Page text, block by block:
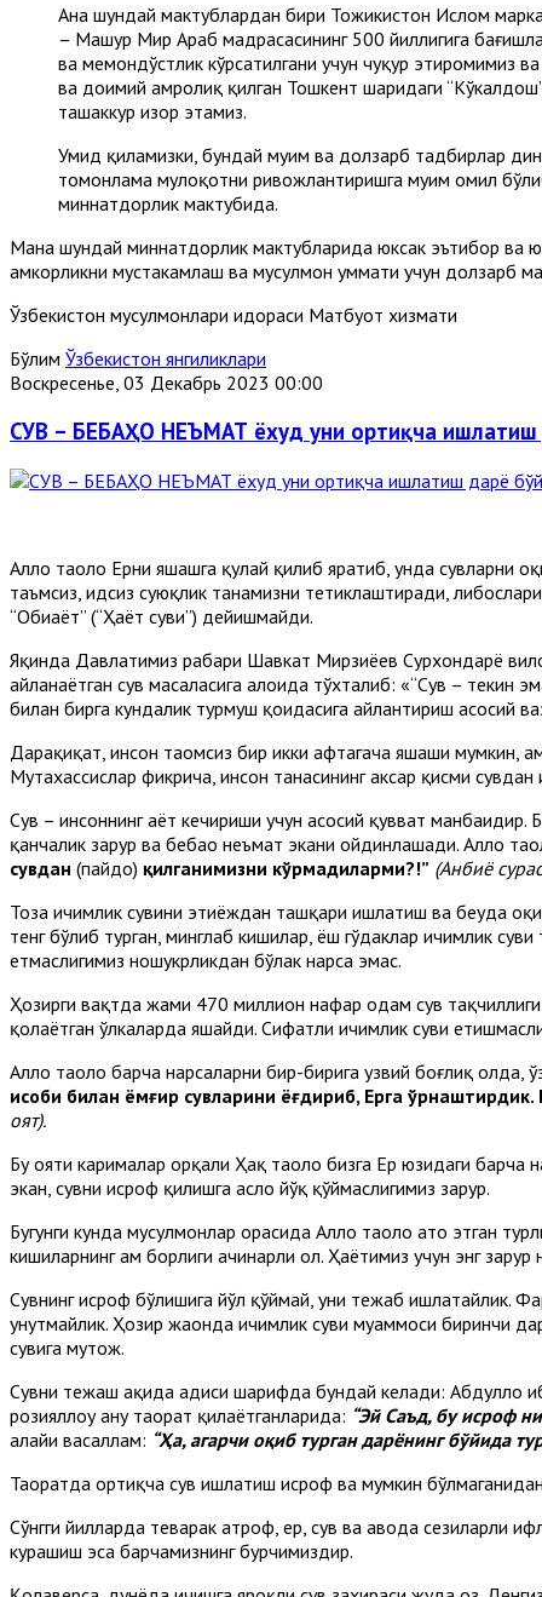
Ана шундай мактублардан бири Тожикистон Ислом
– Машҳур Мир Араб мадрасасининг 500 йиллигига
ва меҳмондўстлик кўрсатилгани учун чуқур
ва доимий ҳамроҳлиқ қилган Тошкент шаҳридаги
ташаккур изҳор этамиз.
Умид қиламизки, бундай муҳим ва долзарб тадбирлар
томонлама мулоқотни ривожлантиришга муҳим омил
миннатдорлик мактубида.
Мана шундай миннатдорлик мактубларида юксак эътибор ва
ҳамкорликни мустаҳкамлаш ва мусулмон уммати учун долзарб
Ўзбекистон мусулмонлари идораси Матбуот хизмати
Бўлим Ўзбекистон янгиликлари
Воскресенье, 03 Декабрь 2023 00:00
СУВ – БЕБАҲО НЕЪМАТ ёхуд уни ортиқча
Аллоҳ таоло Ерни яшашга қулай қилиб яратиб, унда сувларни
таъмсиз, ҳидсиз суюқлик танамизни тетиклаштиради,
“Обиҳаёт” (“Ҳаёт суви”) дейишмайди.
Яқинда Давлатимиз раҳбари Шавкат Мирзиёев Сурхондарё
айланаётган сув масаласига алоҳида тўхталиб: «“Сув – текин
билан бирга кундалик турмуш қоидасига айлантириш асосий
Дарҳақиқат, инсон таомсиз бир икки ҳафтагача яшаши мумкин,
Мутахассислар фикрича, инсон танасининг аксар қисми
Сув – инсоннинг ҳаёт кечириши учун асосий қувват
қанчалик зарур ва бебаҳо неъмат экани ойдинлашади. Аллоҳ
сувдан (пайдо) қилганимизни кўрмадиларми?!” (Анбиё
Тоза ичимлик сувини эҳтиёждан ташқари ишлатиш ва беҳуда
тенг бўлиб турган, минглаб кишилар, ёш гўдаклар ичимлик
етмаслигимиз ношукрликдан бўлак нарса эмас.
Ҳозирги вақтда жами 470 миллион нафар одам сув
қолаётган ўлкаларда яшайди. Сифатли ичимлик суви
Аллоҳ таоло барча нарсаларни бир-бирига узвий боғлиқ
ҳисоби билан ёмғир сувларини ёғдириб, Ерга
оят).
Бу ояти карималар орқали Ҳақ таоло бизга Ер юзидаги барча
экан, сувни исроф қилишга асло йўқ қўймаслигимиз зарур.
Бугунги кунда мусулмонлар орасида Аллоҳ таоло ато этган
кишиларнинг ҳам борлиги ачинарли ҳол. Ҳаётимиз учун энг
Сувнинг исроф бўлишига йўл қўймай, уни тежаб ишлатайлик.
унутмайлик. Ҳозир жаҳонда ичимлик суви муаммоси биринчи
сувига муҳтож.
Сувни тежаш ҳақида ҳадиси шарифда бундай келади: Абдуллоҳ
розияллоҳу анҳу таҳорат қилаётганларида: “Эй Саъд,бу исроф
алайҳи васаллам: “Ҳа, агарчи оқиб турган дарёнинг бўйида
Таҳоратда ортиқча сув ишлатиш исроф ва мумкин
Сўнгги йилларда теварак атроф, ер, сув ва ҳавода сезиларли
курашиш эса барчамизнинг бурчимиздир.